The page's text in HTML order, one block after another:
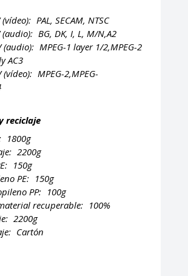
(vídeo): PAL, SECAM, NTSC
(audio): BG, DK, I, L, M/N,A2
(audio): MPEG-1 layer 1/2,MPEG-2
AC3
(vídeo): MPEG-2,MPEG-
reciclaje
1800g
2200g
150g
PE: 150g
PP: 100g
recuperable: 100%
2200g
Cartón